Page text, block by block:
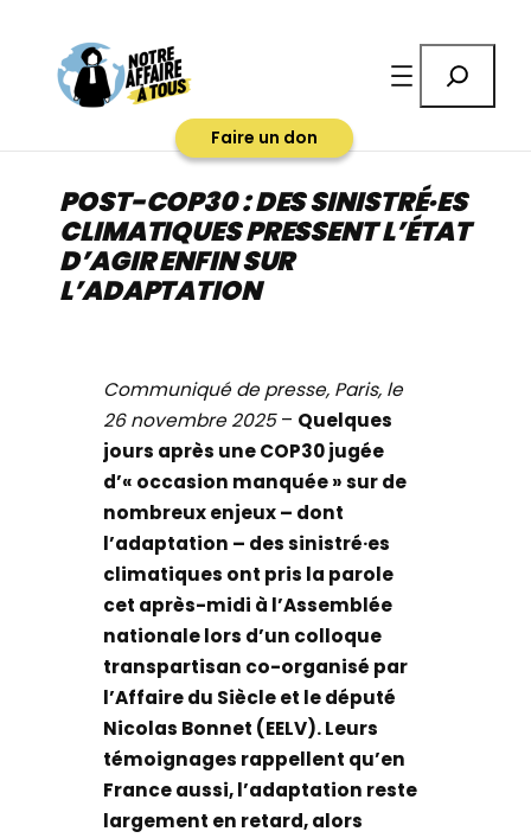
contenu
Faire un don
POST-COP30 : DES SINISTRÉ·ES
CLIMATIQUES PRESSENT L’ÉTAT
D’AGIR ENFIN SUR
L’ADAPTATION
Communiqué de presse, Paris, le
26 novembre 2025– Quelques
jours après une COP30 jugée
d’« occasion manquée » sur de
nombreux enjeux – dont
l’adaptation – des sinistré·es
climatiques ont pris la parole
cet après-midi à l’Assemblée
nationale lors d’un colloque
transpartisan co-organisé par
l’Affaire du Siècle et le député
Nicolas Bonnet (EELV). Leurs
témoignages rappellent qu’en
France aussi, l’adaptation reste
largement en retard, alors